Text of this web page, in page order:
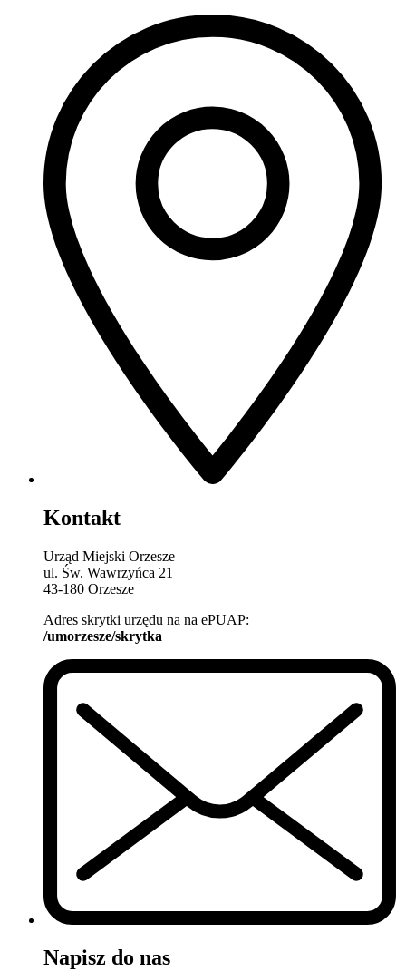
Kontakt
Urząd Miejski Orzesze
ul. Św. Wawrzyńca 21
43-180 Orzesze
Adres skrytki urzędu na na ePUAP:
/umorzesze/skrytka
Napisz do nas